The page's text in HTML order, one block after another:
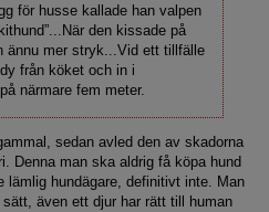
för husse kallade han valpen
den kissade på
ännu mer stryk...Vid ett tillfälle
från köket och in i
närmare fem meter.
sedan avled den av skadorna
Denna man ska aldrig få köpa hund
lämlig hundägare, definitivt inte. Man
även ett djur har rätt till human